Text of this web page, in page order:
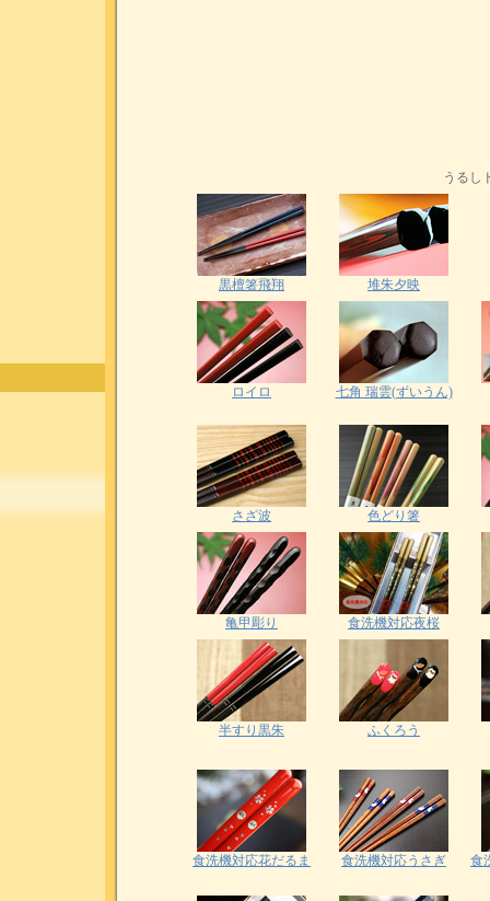
うるし
黒檀箸飛翔 堆朱夕映
ロイロ 七角 瑞雲(ずいうん)
さざ波 色どり箸
亀甲彫り 食洗機対応夜桜
半すり黒朱 ふくろう
食洗機対応花だるま 食洗機対応うさぎ 食